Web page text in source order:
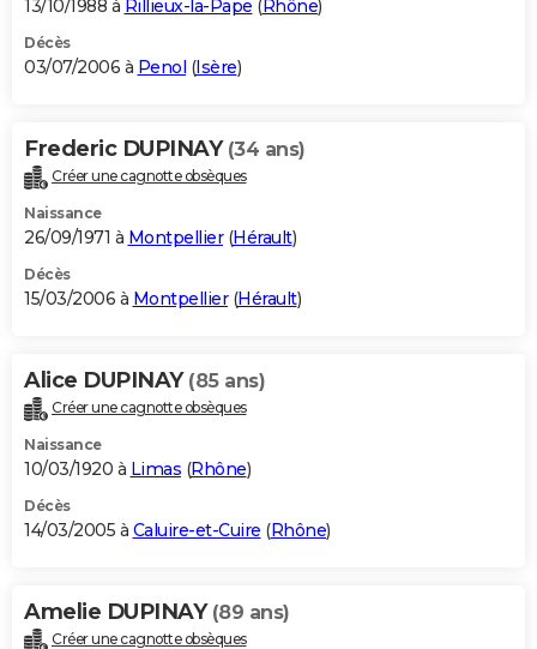
13/10/1988 à Rillieux-la-Pape ( Rhône)
Décès
03/07/2006 à Penol (Isère)
Frederic DUPINAY (34 ans)
Créer une cagnotte obsèques
Naissance
26/09/1971 à Montpellier(Hérault)
Décès
15/03/2006 à Montpellier(Hérault)
Alice DUPINAY (85 ans)
Créer une cagnotte obsèques
Naissance
10/03/1920 à Limas (Rhône)
Décès
14/03/2005 à Caluire-et-Cuire (Rhône)
Amelie DUPINAY (89 ans)
Créer une cagnotte obsèques